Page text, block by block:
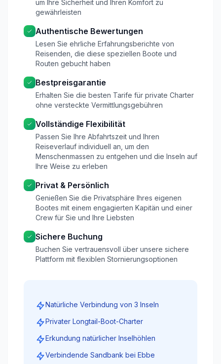
um Ihre Sicherheit und Ihren Komfort zu
gewährleisten
Authentische Bewertungen
Lesen Sie ehrliche Erfahrungsberichte von
Reisenden, die diese speziellen Boote und
Routen gebucht haben
Bestpreisgarantie
Erhalten Sie die besten Tarife für private Charter
ohne versteckte Vermittlungsgebühren
Vollständige Flexibilität
Passen Sie Ihre Abfahrtszeit und Ihren
Reiseverlauf individuell an, um den
Menschenmassen zu entgehen und die Inseln auf
Ihre Weise zu erleben
Privat & Persönlich
Genießen Sie die Privatsphäre Ihres eigenen
Bootes mit einem engagierten Kapitän und einer
Crew für Sie und Ihre Liebsten
Sichere Buchung
Buchen Sie vertrauensvoll über unsere sichere
Plattform mit flexiblen Stornierungsoptionen
Natürliche Verbindung von 3 Inseln
Privater Longtail-Boot-Charter
Erkundung natürlicher Inselhöhlen
Verbindende Sandbank bei Ebbe